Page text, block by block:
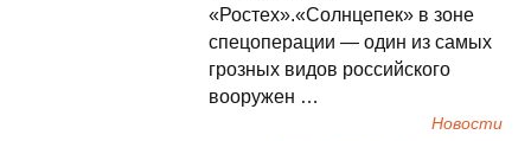
«Ростех».«Солнцепек» в зоне
спецоперации — один из самых
грозных видов российского
вооружен …
Новости